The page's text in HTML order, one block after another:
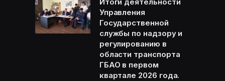
Управления
Государственной
службы по надзору и
регулированию в
области транспорта
ГБАО в первом
квартале 2026 года.